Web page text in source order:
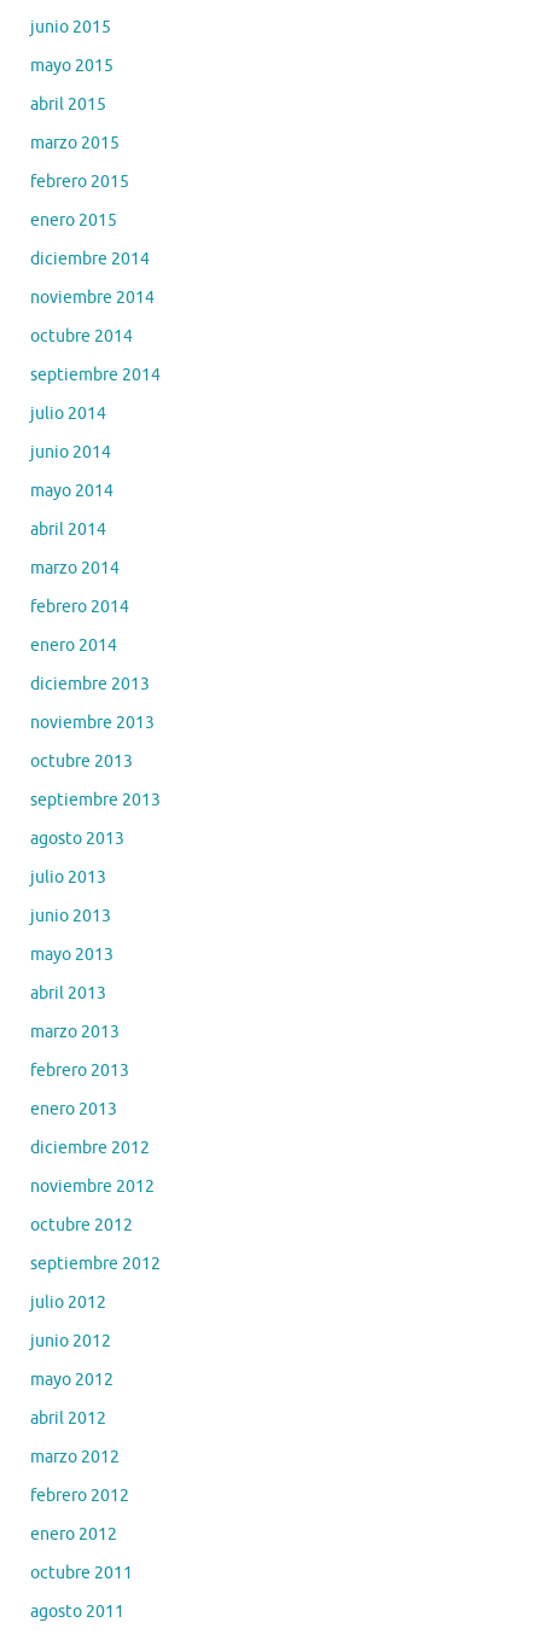
junio 2015
mayo 2015
abril 2015
marzo 2015
febrero 2015
enero 2015
diciembre 2014
noviembre 2014
octubre 2014
septiembre 2014
julio 2014
junio 2014
mayo 2014
abril 2014
marzo 2014
febrero 2014
enero 2014
diciembre 2013
noviembre 2013
octubre 2013
septiembre 2013
agosto 2013
julio 2013
junio 2013
mayo 2013
abril 2013
marzo 2013
febrero 2013
enero 2013
diciembre 2012
noviembre 2012
octubre 2012
septiembre 2012
julio 2012
junio 2012
mayo 2012
abril 2012
marzo 2012
febrero 2012
enero 2012
octubre 2011
agosto 2011